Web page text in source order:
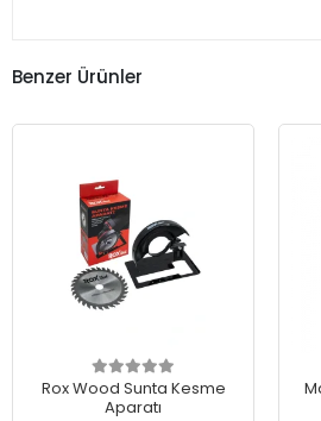
Benzer Ürünler
Rox Wood Sunta Kesme
Aparatı